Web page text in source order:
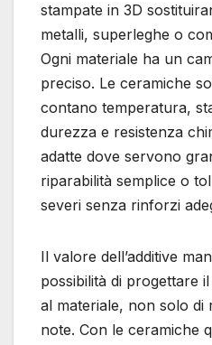
stampate in 3D
metalli, superleghe o
Ogni materiale ha un
preciso. Le ceramiche
contano temperatura,
durezza e resistenza
adatte dove servono
riparabilità semplice o
severi senza rinforzi
Il valore dell’additive
possibilità di progettare
al materiale, non solo di
note. Con le ceramiche